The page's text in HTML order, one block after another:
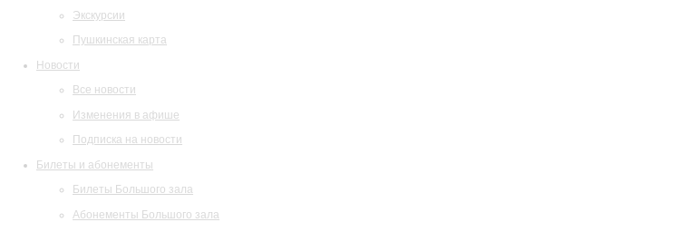
Экскурсии
Пушкинская карта
Новости
Все новости
Изменения в афише
Подписка на новости
Билеты и абонементы
Билеты Большого зала
Абонементы Большого зала